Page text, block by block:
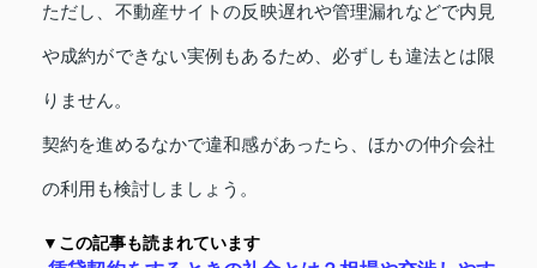
ただし、不動産サイトの反映遅れや管理漏れなどで内見
や成約ができない実例もあるため、必ずしも違法とは限
りません。
契約を進めるなかで違和感があったら、ほかの仲介会社
の利用も検討しましょう。
▼この記事も読まれています